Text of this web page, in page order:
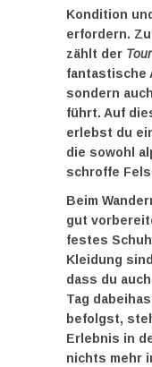
Kondition
erfordern.
zählt der
fantastische
sondern
führt. Auf
erlebst du
die sowohl
schroffe
Beim
gut
festes
Kleidung
dass du
Tag
befolgst,
Erlebnis in
nichts mehr